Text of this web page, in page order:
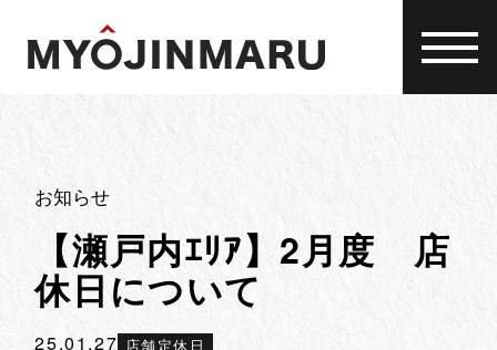
content
お知らせ
【瀬戸内ｴﾘｱ】2月度 店
休日について
25.01.27 店舗定休日